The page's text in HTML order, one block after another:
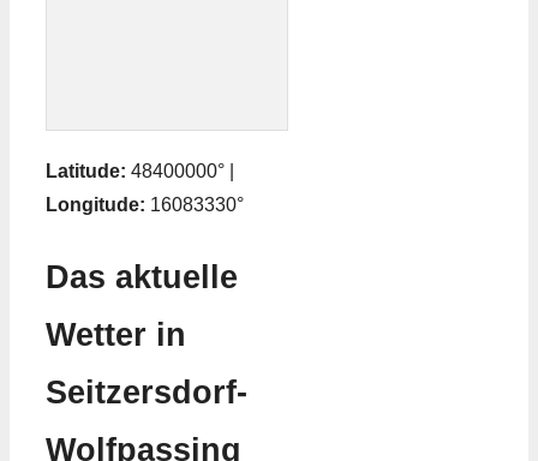
Latitude: 48400000° |
Longitude: 16083330°
Das aktuelle
Wetter in
Seitzersdorf-
Wolfpassing